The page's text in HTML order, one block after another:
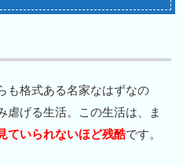
も格式ある名家なはずなの
虐げる生活。この生活は、ま
ていられないほど残酷です。